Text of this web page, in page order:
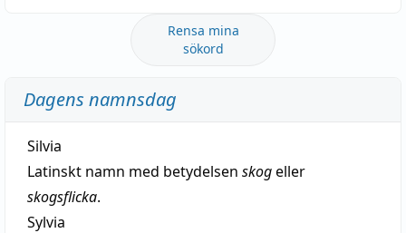
Rensa mina
sökord
Dagens namnsdag
Silvia
Latinskt namn med betydelsen skogeller
skogsflicka.
Sylvia